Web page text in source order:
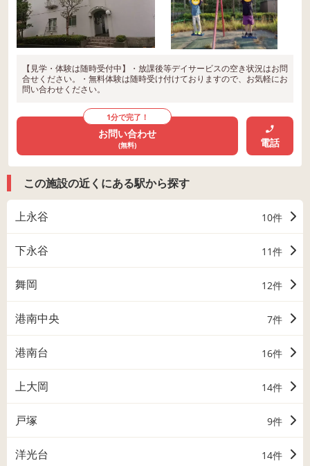
【見学・体験は随時受付中】・放課後等デイサービスの空き状況はお問
合せください。・無料体験は随時受け付けておりますので、お気軽にお
問い合わせください。
1分で完了！
お問い合わせ
(無料) 電話
この施設の近くにある駅から探す
上永谷 10件
下永谷 11件
舞岡 12件
港南中央 7件
港南台 16件
上大岡 14件
戸塚 9件
洋光台 14件